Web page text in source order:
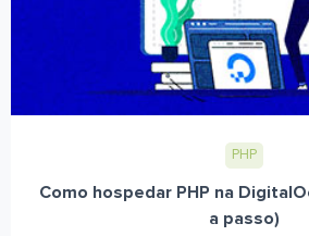
PHP
Como hospedar PHP na
a passo)